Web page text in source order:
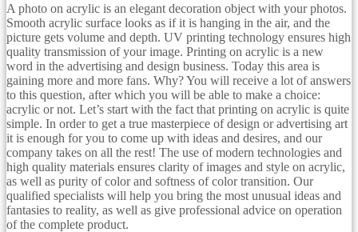
A photo on acrylic is an elegant decoration object with your photos.
Smooth acrylic surface looks as if it is hanging in the air, and the
picture gets volume and depth. UV printing technology ensures high
quality transmission of your image. Printing on acrylic is a new
word in the advertising and design business. Today this area is
gaining more and more fans. Why? You will receive a lot of answers
to this question, after which you will be able to make a choice:
acrylic or not. Let’s start with the fact that printing on acrylic is quite
simple. In order to get a true masterpiece of design or advertising art
it is enough for you to come up with ideas and desires, and our
company takes on all the rest! The use of modern technologies and
high quality materials ensures clarity of images and style on acrylic,
as well as purity of color and softness of color transition. Our
qualified specialists will help you bring the most unusual ideas and
fantasies to reality, as well as give professional advice on operation
of the complete product.